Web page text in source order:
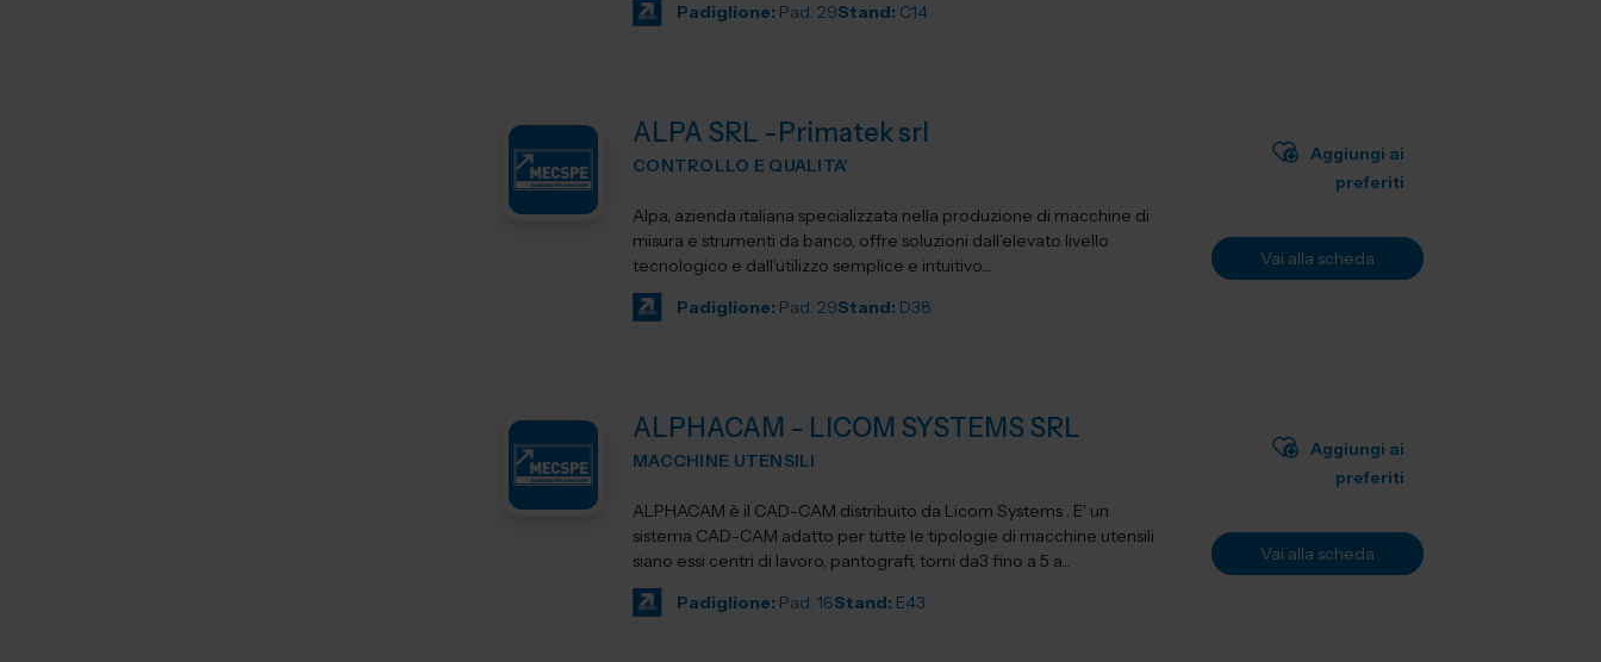
Padiglione: Pad. 29Stand: C14
ALPA SRL -Primatek srl
CONTROLLO E QUALITA'
Alpa, azienda italiana specializzata nella produzione di macchine di
misura e strumenti da banco, offre soluzioni dall’elevato livello
tecnologico e dall’utilizzo semplice e intuitivo....
Padiglione: Pad. 29Stand: D38
Aggiungi ai
preferiti
Vai alla scheda
ALPHACAM - LICOM SYSTEMS SRL
MACCHINE UTENSILI
ALPHACAM è il CAD-CAM distribuito da Licom Systems . E' un
sistema CAD-CAM adatto per tutte le tipologie di macchine utensili
siano essi centri di lavoro, pantografi, torni da3 fino a 5 a...
Padiglione: Pad. 16Stand: E43
Aggiungi ai
preferiti
Vai alla scheda